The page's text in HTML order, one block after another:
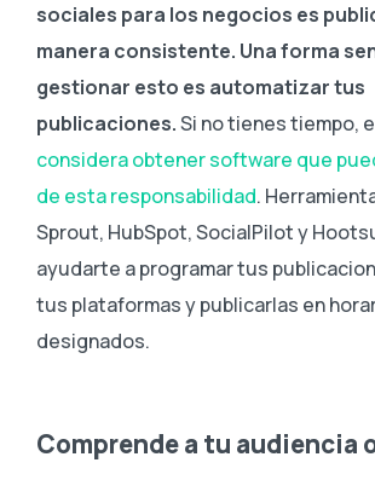
sociales para los negocios es
manera consistente. Una forma
gestionar esto es automatizar tus
publicaciones.Si no tienes tiempo,
considera obtener software que
de esta responsabilidad.
Sprout, HubSpot, SocialPilot y
ayudarte a programar tus
tus plataformas y publicarlas en
designados.
Comprende a tu audiencia